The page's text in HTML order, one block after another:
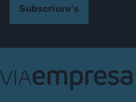
Subscriure's